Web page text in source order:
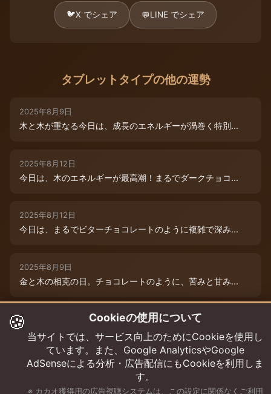
🐦X でシェア 💬LINE でシェア
タブレットタイプの他の運勢
2025年8月9日
木と木が重なる今日は、成長のエネルギーが渦巻く特別...
2025年8月12日
今日は、木のエネルギーが最高潮！まるでダークチョコ...
2025年8月12日
今日は、まるでビターチョコレートのように複雑で深み...
2025年8月9日
金と木の相克の日。チョコレートのように、苦みと甘み...
2025年8月12日
本日は、木のエネルギーが重なり、成長と可能性の扉が...
🍪 Cookieの使用について
当サイトでは、サービス向上のためにCookieを使用し
ています。また、Google AnalyticsやGoogle
AdSenseによる分析・広告配信にもCookieを利用しま
す。
※ カカオ獲得用の広告視聴システムは、この設定に関係なくご利用